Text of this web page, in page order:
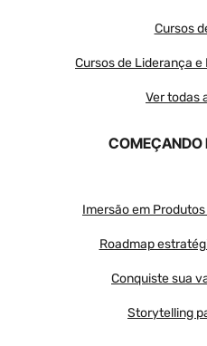
Cursos
Cursos de Liderança
Ver todas
COMEÇANDO
Imersão em
Roadmap
Conquiste sua
Storytelling